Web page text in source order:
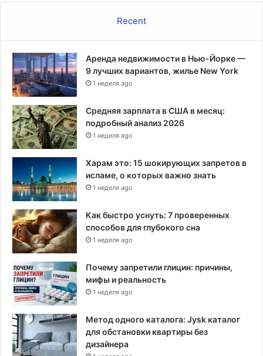
Recent
Аренда недвижимости в Нью-Йорке —
9 лучших вариантов, жилье New York
1 неделя ago
Средняя зарплата в США в месяц:
подробный анализ 2026
1 неделя ago
Харам это: 15 шокирующих запретов в
исламе, о которых важно знать
1 неделя ago
Как быстро уснуть: 7 проверенных
способов для глубокого сна
1 неделя ago
Почему запретили глицин: причины,
мифы и реальность
1 неделя ago
Метод одного каталога: Jysk каталог
для обстановки квартиры без
дизайнера